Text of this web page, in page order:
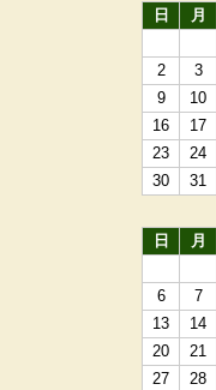
日
月
2
3
9
10
16
17
23
24
30
31
日
月
6
7
13
14
20
21
27
28